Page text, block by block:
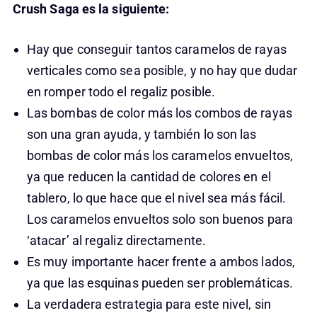
Crush Saga es la siguiente:
Hay que conseguir tantos caramelos de rayas
verticales como sea posible, y no hay que dudar
en romper todo el regaliz posible.
Las bombas de color más los combos de rayas
son una gran ayuda, y también lo son las
bombas de color más los caramelos envueltos,
ya que reducen la cantidad de colores en el
tablero, lo que hace que el nivel sea más fácil.
Los caramelos envueltos solo son buenos para
‘atacar’ al regaliz directamente.
Es muy importante hacer frente a ambos lados,
ya que las esquinas pueden ser problemáticas.
La verdadera estrategia para este nivel, sin